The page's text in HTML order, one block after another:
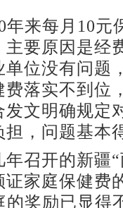
来每月10元
要原因是经
位没有问题
落实不到位
文明确规定
，问题基本
召开的新疆“
家庭保健费
的奖励已显得